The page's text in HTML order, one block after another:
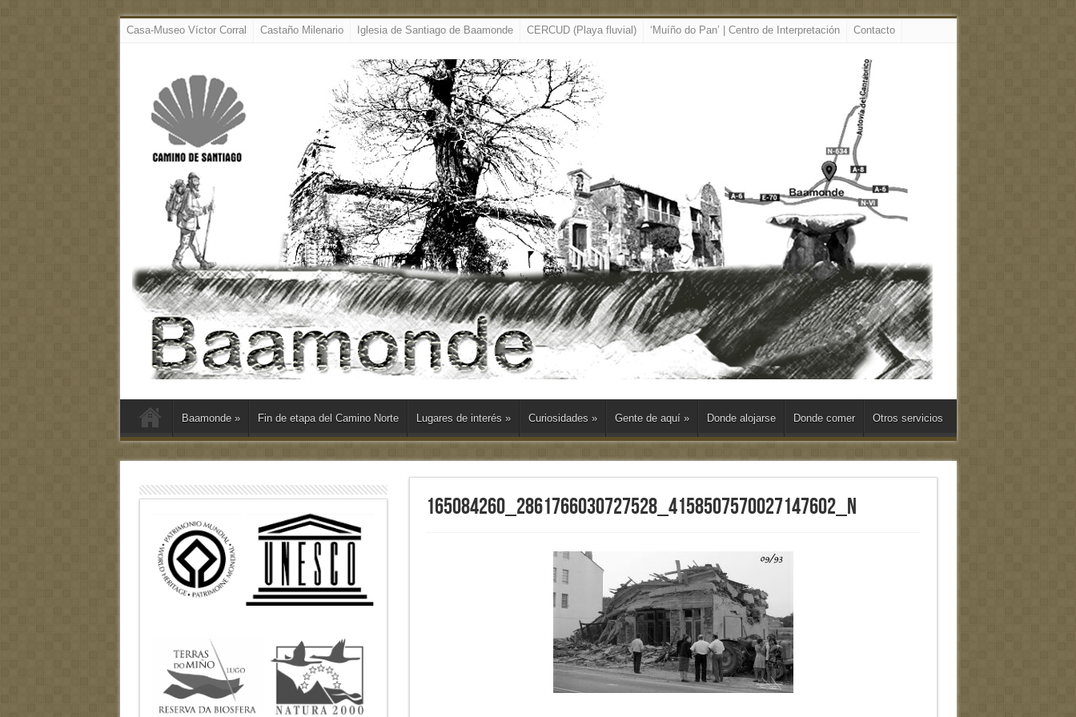
Casa-Museo Víctor Corral Castaño Milenario Iglesia de Santiago de Baamonde CERCUD (Playa fluvial) ‘Muíño do Pan’ | Centro de Interpretación Contacto
Baamonde » Fin de etapa del Camino Norte Lugares de interés » Curiosidades » Gente de aquí » Donde alojarse Donde comer Otros servicios
165084260_2861766030727528_4158507570027147602_n